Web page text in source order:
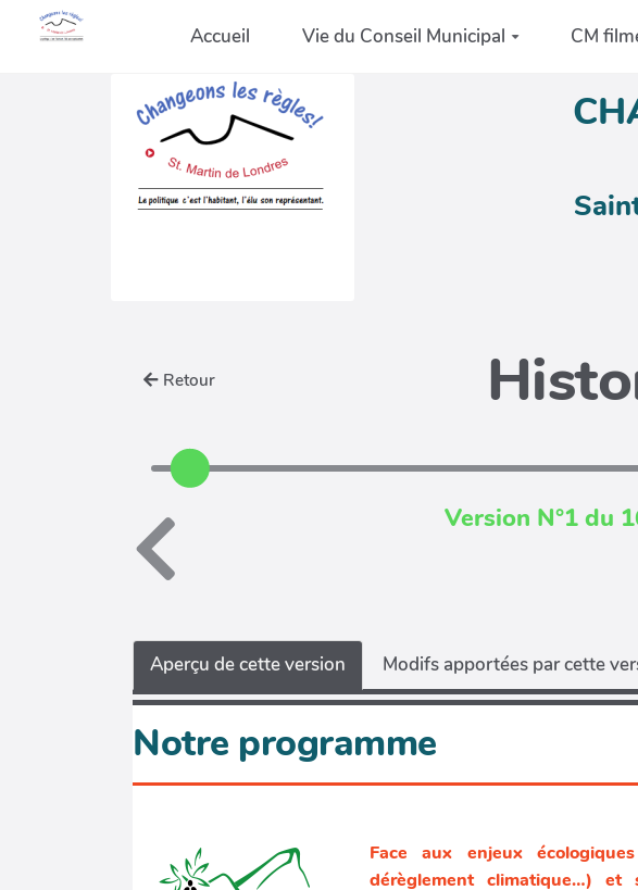
Accueil Vie du Conseil Municipal CM
Retour
Version N°1 du
Aperçu de cette version Modifs apportées par cette